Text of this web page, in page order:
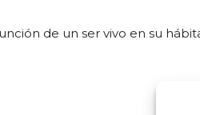
de un ser vivo en su